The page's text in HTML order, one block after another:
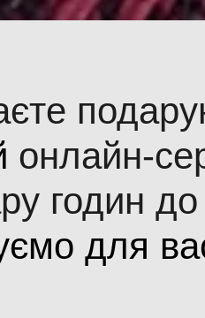
онлайн-
годин до
для